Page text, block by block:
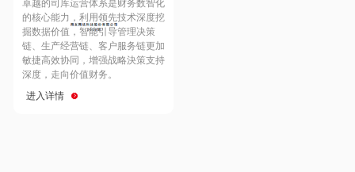
Hong Kong
卓越的司库运营体系是财务数智化
的核心能力，利用领先技术深度挖
掘数据价值，智能引导管理决策
链、生产经营链、客户服务链更加
敏捷高效协同，增强战略決策支持
深度，走向价值财务。
进入详情